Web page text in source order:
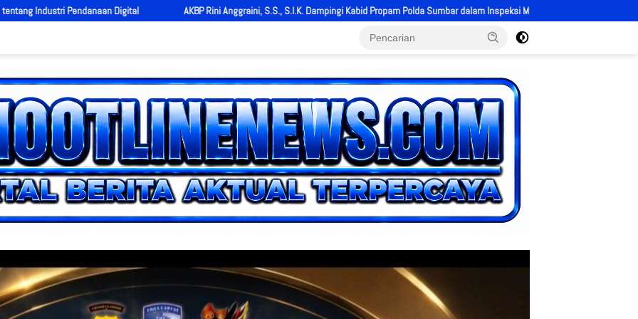
AKBP Rini Anggraini, S.S., S.I.K. Dampingi Kabid Propam Polda Sumbar dalam Inspeksi Mendadak di Mapolres Solok, Perkuat Disiplin Personel dan Tingkatkan